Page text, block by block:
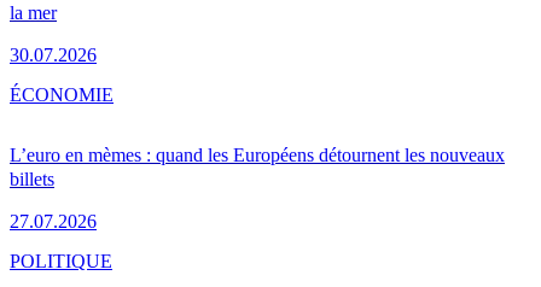
la mer
30.07.2026
L’euro en mèmes : quand les Européens détournent les nouveaux
billets
27.07.2026
ÉCONOMIE
POLITIQUE